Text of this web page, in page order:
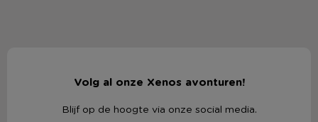
Volg al onze Xenos avonturen!
Blijf op de hoogte via onze social media.